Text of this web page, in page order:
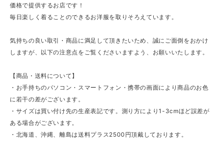
価格で提供するお店です！
毎日楽しく着ることのできるお洋服を取りそろえています。
気持ちの良い取引・商品に満足して頂きたいため、誠にご面倒をおかけ
しますが、以下の注意点をご覧くださいますよう、お願いいたします。
【商品・送料について】
・お手持ちのパソコン・スマートフォン・携帯の画面により商品のお色
に若干の差がございます。
・サイズは買い付け先の生産表記です。測り方により1-3cmほど誤差が
ある場合がございます。
・北海道、沖縄、離島は送料プラス2500円頂戴しております。